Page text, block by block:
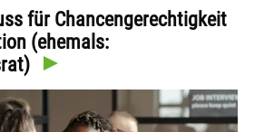
für Chancengerechtigkeit
(ehemals: